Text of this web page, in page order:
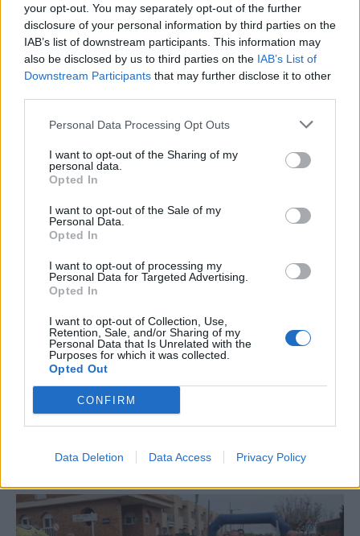
your opt-out. You may separately opt-out of the further
disclosure of your personal information by third parties on the
IAB’s list of downstream participants. This information may
also be disclosed by us to third parties on the IAB’s List of
Downstream Participants that may further disclose it to other
Personal Data Processing Opt Outs
I want to opt-out of the Sharing of my
personal data.
Opted In
I want to opt-out of the Sale of my
Personal Data.
Opted In
I want to opt-out of processing my
Personal Data for Targeted Advertising.
Opted In
I want to opt-out of Collection, Use,
Retention, Sale, and/or Sharing of my
Personal Data that Is Unrelated with the
Purposes for which it was collected.
Opted Out
CONFIRM
Data Deletion Data Access Privacy Policy
Els vestits de paper guanyen força
enguany amb més modistes i gairebé
40 peces a concurs
31 de juliol de 2026
per a gaudir de les Festes Majors
31 de juliol de 2026
Blaumut lidera el cartell musical de les
30 de juliol de 2026
Carrega més